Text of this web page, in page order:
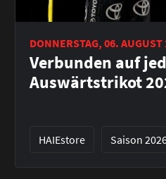
DONNERSTAG, 06. AUGUST
Verbunden auf
Auswärtstrikot
HAIEstore Saison